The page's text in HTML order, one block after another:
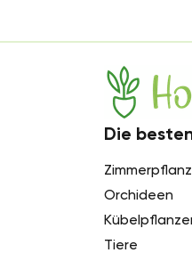
Hortica
Die
Orchideen
Tiere